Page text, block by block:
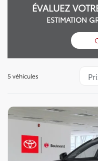
ÉVALUEZ
ESTIMATION
5 véhicules